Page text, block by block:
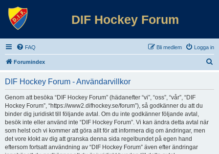
DIF Hockey Forum
FAQ Logga in
Bli medlem
Forumindex
DIF Hockey Forum - Användarvillkor
Genom att besöka “DIF Hockey Forum” (hädanefter “vi”, “oss”, “vår”, “DIF
Hockey Forum”, “https://www2.difhockey.se/forum”), så godkänner du att du
binder dig juridiskt till följande avtal. Om du inte godkänner följande avtal,
besök inte eller använd inte “DIF Hockey Forum”. Vi kan ändra detta avtal när
som helst och vi kommer att göra allt för att informera dig om ändringar, men
det vore klokt av dig att granska denna sida regelbundet på egen hand
eftersom fortsatt användning av “DIF Hockey Forum” även efter ändringar